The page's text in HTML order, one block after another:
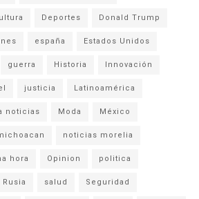
Deportes Donald Trump
españa Estados Unidos
guerra Historia Innovación
justicia Latinoamérica
noticias Moda México
noticias morelia
hora Opinion politica
Rusia salud Seguridad